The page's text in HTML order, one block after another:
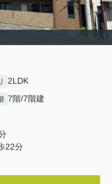
2LDK
7階/7階建
22分